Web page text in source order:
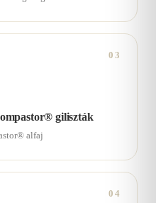
03
giliszták
alfaj
04